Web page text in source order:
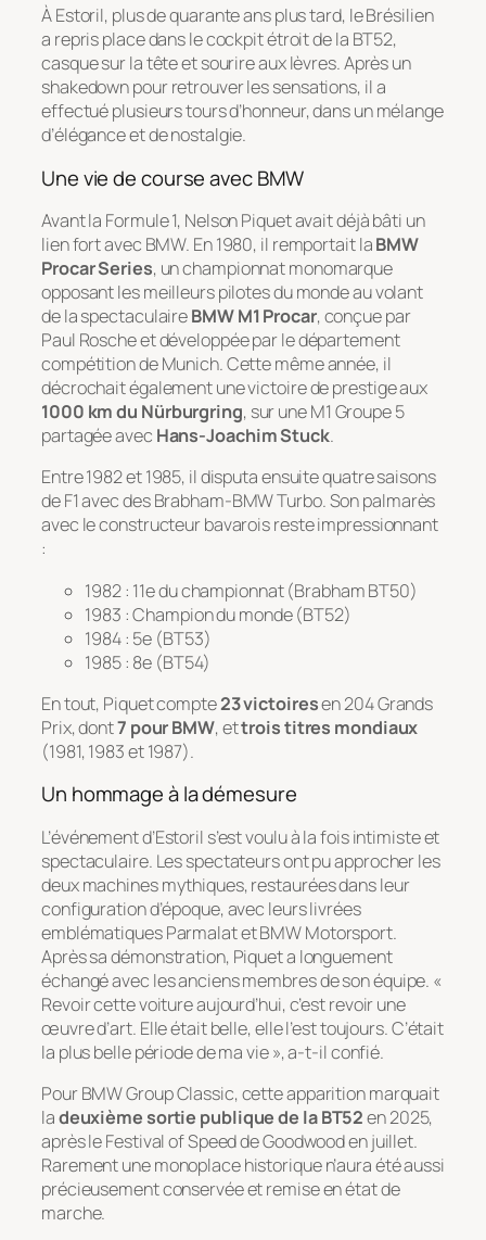
À Estoril, plus de quarante ans plus tard, le Brésilien
a repris place dans le cockpit étroit de la BT52,
casque sur la tête et sourire aux lèvres. Après un
shakedown pour retrouver les sensations, il a
effectué plusieurs tours d’honneur, dans un mélange
d’élégance et de nostalgie.
Une vie de course avec BMW
Avant la Formule 1, Nelson Piquet avait déjà bâti un
lien fort avec BMW. En 1980, il remportait laBMW
Procar Series, un championnat monomarque
opposant les meilleurs pilotes du monde au volant
de la spectaculaireBMW M1 Procar, conçue par
Paul Rosche et développée par le département
compétition de Munich. Cette même année, il
décrochait également une victoire de prestige aux
1000 km du Nürburgring, sur une M1 Groupe 5
partagée avec Hans-Joachim Stuck.
Entre 1982 et 1985, il disputa ensuite quatre saisons
de F1 avec des Brabham-BMW Turbo. Son palmarès
avec le constructeur bavarois reste impressionnant
:
1982 : 11e du championnat (Brabham BT50)
1983 : Champion du monde (BT52)
1984 : 5e (BT53)
1985 : 8e (BT54)
En tout, Piquet compte23 victoiresen 204 Grands
Prix, dont7 pour BMW, ettrois titres mondiaux
(1981, 1983 et 1987).
Un hommage à la démesure
L’événement d’Estoril s’est voulu à la fois intimiste et
spectaculaire. Les spectateurs ont pu approcher les
deux machines mythiques, restaurées dans leur
configuration d’époque, avec leurs livrées
emblématiques Parmalat et BMW Motorsport.
Après sa démonstration, Piquet a longuement
échangé avec les anciens membres de son équipe. «
Revoir cette voiture aujourd’hui, c’est revoir une
œuvre d’art. Elle était belle, elle l’est toujours. C’était
la plus belle période de ma vie », a-t-il confié.
Pour BMW Group Classic, cette apparition marquait
ladeuxième sortie publique de la BT52en 2025,
après le Festival of Speed de Goodwood en juillet.
Rarement une monoplace historique n’aura été aussi
précieusement conservée et remise en état de
marche.